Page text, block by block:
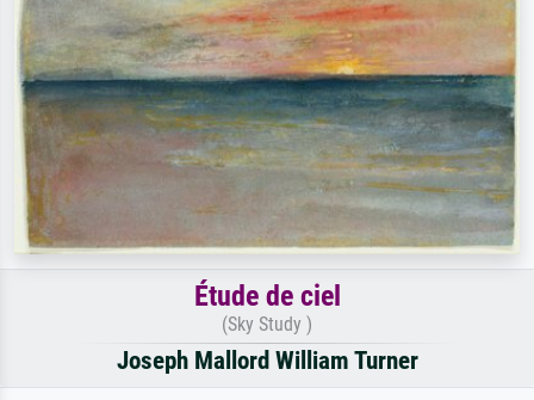
Étude de ciel
(Sky Study )
Joseph Mallord William Turner